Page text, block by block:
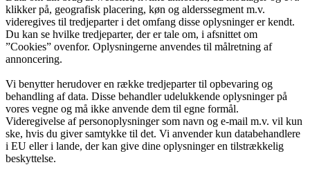
klikker på, geografisk placering, køn og alderssegment m.v.
videregives til tredjeparter i det omfang disse oplysninger er kendt.
Du kan se hvilke tredjeparter, der er tale om, i afsnittet om
”Cookies” ovenfor. Oplysningerne anvendes til målretning af
annoncering.
Vi benytter herudover en række tredjeparter til opbevaring og
behandling af data. Disse behandler udelukkende oplysninger på
vores vegne og må ikke anvende dem til egne formål.
Videregivelse af personoplysninger som navn og e-mail m.v. vil kun
ske, hvis du giver samtykke til det. Vi anvender kun databehandlere
i EU eller i lande, der kan give dine oplysninger en tilstrækkelig
beskyttelse.